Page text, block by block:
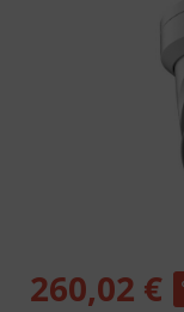
260,02 €